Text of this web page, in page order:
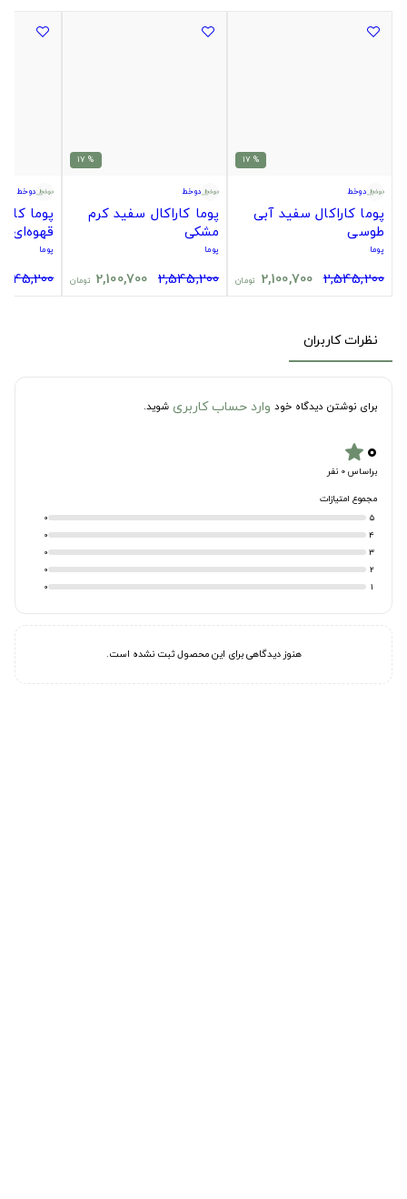
% 17
دوخط
پوما کاراکال سفید آبی
طوسی
پوما
2,545,200
2,100,700 تومان
% 17
دوخط
پوما کاراکال سفید کرم
مشکی
پوما
2,545,200
2,100,700 تومان
دوخط
پوما
قهوه‌ای
پوما
نظرات کاربران
برای نوشتن دیدگاه خود وارد حساب کاربری شوید.
۰star
براساس 0 نفر
مجموع امتیازات
5
0
4
0
3
0
2
0
1
0
هنوز دیدگاهی برای این محصول ثبت نشده است.